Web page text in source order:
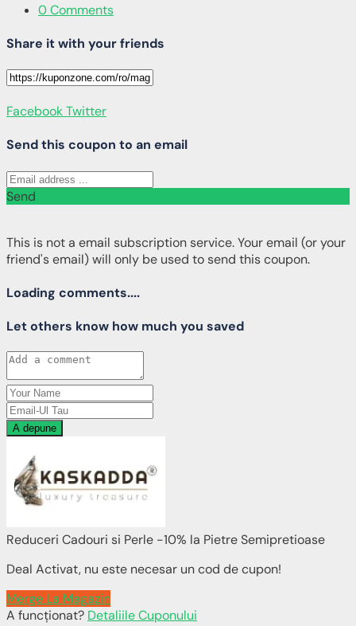
0 Comments
Share it with your friends
FacebookTwitter
Send this coupon to an email
Send
This is not a email subscription service. Your email (or your
friend's email) will only be used to send this coupon.
Loading comments....
Let others know how much you saved
A depune
Reduceri Cadouri si Perle -10% la Pietre Semipretioase
Deal Activat, nu este necesar un cod de cupon!
Merge La Magazin
A funcționat? Detaliile Cuponului